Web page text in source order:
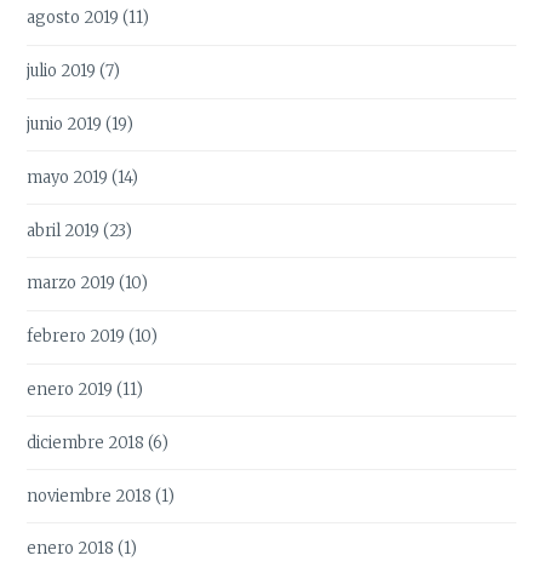
agosto 2019 (11)
julio 2019 (7)
junio 2019 (19)
mayo 2019 (14)
abril 2019 (23)
marzo 2019 (10)
febrero 2019 (10)
enero 2019 (11)
diciembre 2018 (6)
noviembre 2018 (1)
enero 2018 (1)